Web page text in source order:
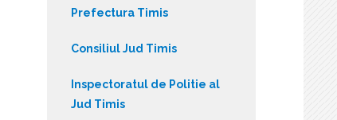
Prefectura Timis
Consiliul Jud Timis
Inspectoratul de Politie al
Jud Timis